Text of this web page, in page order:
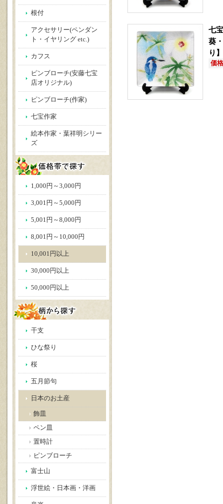
根付
アクセサリー(ペンダン
ト・イヤリング etc.)
カフス
ピンブローチ(安藤七宝
店オリジナル)
ピンブローチ(作家)
七宝作家
絵本作家・葉祥明シリー
ズ
1,000円～3,000円
3,001円～5,000円
5,001円～8,000円
8,001円～10,000円
10,001円以上
30,000円以上
50,000円以上
干支
ひな祭り
桜
五月節句
日本のお土産
飾皿
ペン皿
置時計
ピンブローチ
富士山
浮世絵・日本画・洋画
七
葵
り】
価